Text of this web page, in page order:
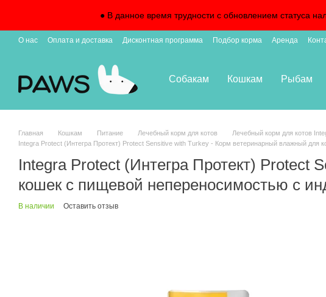
● В данное время трудности с обновлением статуса
О нас Оплата и доставка Дисконтная программа Подбор корма Аренда
Собакам Кошкам Рыбам
Главная Кошкам Питание Лечебный корм для котов
Лечебный корм для котов
Integra Protect (Интегра Протект) Protect Sensitive with Turkey - Корм ветеринарный влажный для
Integra Protect (Интегра Протект)
кошек с пищевой непереносимостью с
В наличии Оставить отзыв